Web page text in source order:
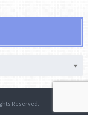
Reserved.